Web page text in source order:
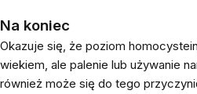
Na koniec
Okazuje się, że poziom
wiekiem, ale palenie lub używanie
również może się do tego